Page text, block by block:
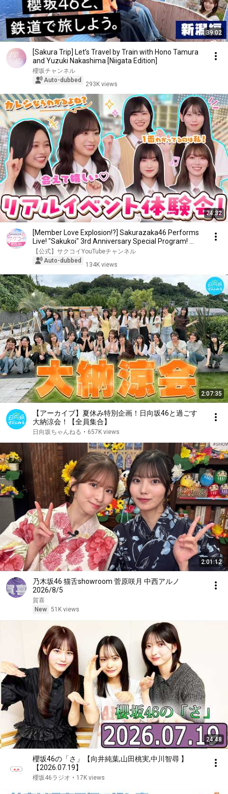
39:02
[Sakura Trip] Let’s Travel by Train with Hono Tamura
and Yuzuki Nakashima [Niigata Edition]
櫻坂チャンネル
Auto-dubbed
293K views
24:32
[Member Love Explosion!?] Sakurazaka46 Performs
Live! "Sakukoi" 3rd Anniversary Special Program! ...
【公式】サクコイYouTubeチャンネル
Auto-dubbed
134K views
2:07:35
【アーカイブ】夏休み特別企画！日向坂46と過ごす
大納涼会！【全員集合】
日向坂ちゃんねる • 657K views
2:01:12
乃木坂46 猫舌showroom 菅原咲月 中西アルノ
2026/8/5
賀喜
New 51K views
24:48
櫻坂46の「さ」【向井純葉,山田桃実,中川智尋 】
【2026.07.19】
櫻坂46ラジオ • 17K views